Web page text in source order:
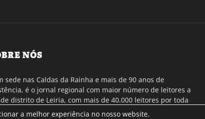
NÓS
sede nas Caldas da Rainha e mais de 90 anos de
é o jornal regional com maior número de leitores a
distrito de Leiria, com mais de 40.000 leitores por toda
Oeste. Jornal com distribuição em Portugal
a melhor experiência no nosso website.